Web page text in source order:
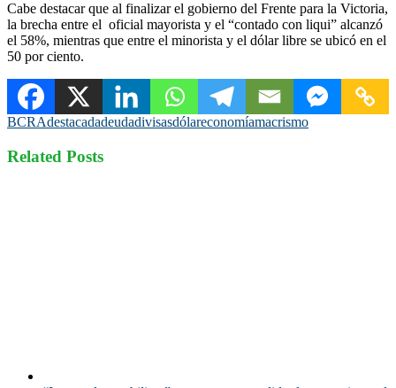
Cabe destacar que al finalizar el gobierno del Frente para la Victoria,
la brecha entre el oficial mayorista y el “contado con liqui” alcanzó
el 58%, mientras que entre el minorista y el dólar libre se ubicó en el
50 por ciento.
BCRAdestacadadeudadivisasdólareconomíamacrismo
Related Posts